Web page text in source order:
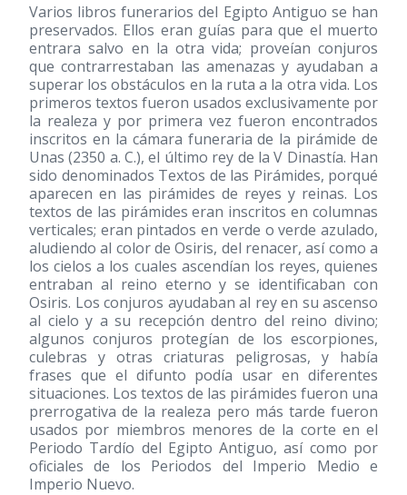
Varios libros funerarios del Egipto Antiguo se han
preservados. Ellos eran guías para que el muerto
entrara salvo en la otra vida; proveían conjuros
que contrarrestaban las amenazas y ayudaban a
superar los obstáculos en la ruta a la otra vida. Los
primeros textos fueron usados exclusivamente por
la realeza y por primera vez fueron encontrados
inscritos en la cámara funeraria de la pirámide de
Unas (2350 a. C.), el último rey de la V Dinastía. Han
sido denominados Textos de las Pirámides, porqué
aparecen en las pirámides de reyes y reinas. Los
textos de las pirámides eran inscritos en columnas
verticales; eran pintados en verde o verde azulado,
aludiendo al color de Osiris, del renacer, así como a
los cielos a los cuales ascendían los reyes, quienes
entraban al reino eterno y se identificaban con
Osiris. Los conjuros ayudaban al rey en su ascenso
al cielo y a su recepción dentro del reino divino;
algunos conjuros protegían de los escorpiones,
culebras y otras criaturas peligrosas, y había
frases que el difunto podía usar en diferentes
situaciones. Los textos de las pirámides fueron una
prerrogativa de la realeza pero más tarde fueron
usados por miembros menores de la corte en el
Periodo Tardío del Egipto Antiguo, así como por
oficiales de los Periodos del Imperio Medio e
Imperio Nuevo.